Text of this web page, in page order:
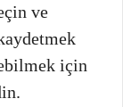
ve
için